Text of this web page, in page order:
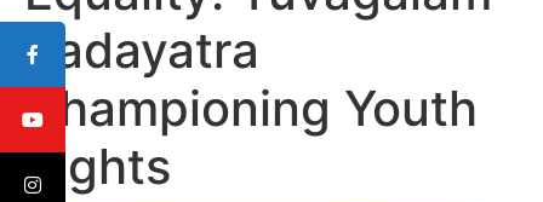
Padayatra
Championing Youth
Rights